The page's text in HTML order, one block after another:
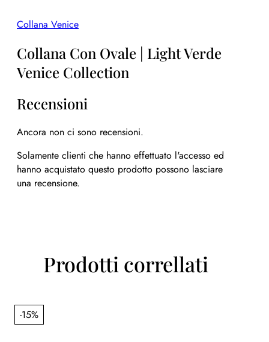
Collana Venice
Collana Con Ovale | Light Verde
Venice Collection
Recensioni
Ancora non ci sono recensioni.
Solamente clienti che hanno effettuato l'accesso ed
hanno acquistato questo prodotto possono lasciare
una recensione.
Prodotti correllati
-15%